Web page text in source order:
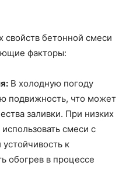
бетонной смеси
факторы:
В холодную погоду
подвижность, что может
заливки. При низких
смеси с
к
обогрев в процессе